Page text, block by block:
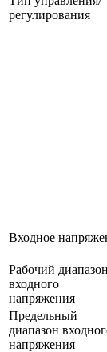
регулирования
Входное
Рабочий диапазон
входного
напряжения
Предельный
диапазон
напряжения